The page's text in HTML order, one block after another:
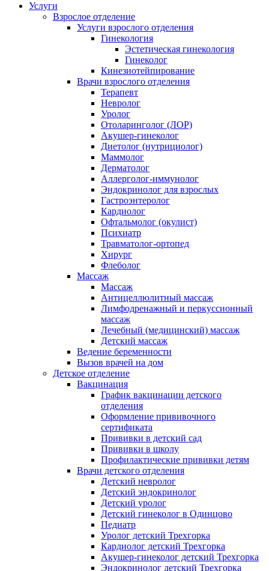
Услуги
Взрослое отделение
Услуги взрослого отделения
Гинекология
Эстетическая гинекология
Гинеколог
Кинезиотейпирование
Врачи взрослого отделения
Терапевт
Невролог
Уролог
Отоларинголог (ЛОР)
Акушер-гинеколог
Диетолог (нутрициолог)
Маммолог
Дерматолог
Аллерголог-иммунолог
Эндокринолог для взрослых
Гастроэнтеролог
Кардиолог
Офтальмолог (окулист)
Психиатр
Травматолог-ортопед
Хирург
Флеболог
Массаж
Массаж
Антицеллюлитный массаж
Лимфодренажный и перкуссионный
массаж
Лечебный (медицинский) массаж
Детский массаж
Ведение беременности
Вызов врачей на дом
Детское отделение
Вакцинация
График вакцинации детского
отделения
Оформление прививочного
сертификата
Прививки в детский сад
Прививки в школу
Профилактические прививки детям
Врачи детского отделения
Детский невролог
Детский эндокринолог
Детский уролог
Детский гинеколог в Одинцово
Педиатр
Уролог детский Трехгорка
Кардиолог детский Трехгорка
Акушер-гинеколог детский Трехгорка
Эндокринолог детский Трехгорка